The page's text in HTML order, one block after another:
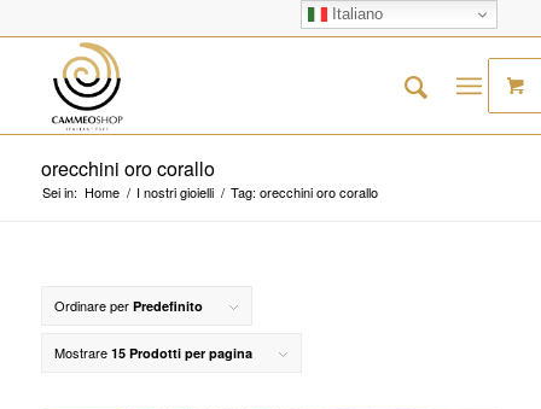
orecchini oro corallo
Sei in: Home / I nostri gioielli / Tag: orecchini oro corallo
Ordinare per Predefinito
Mostrare 15 Prodotti per pagina
Italiano